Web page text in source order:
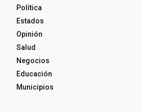
Política
Estados
Opinión
Salud
Negocios
Educación
Municipios